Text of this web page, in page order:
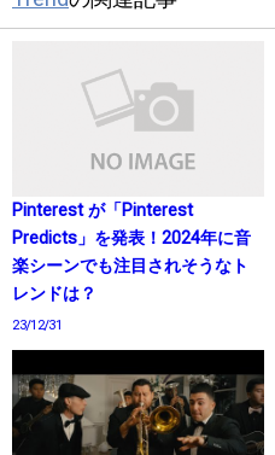
Pinterest が「Pinterest
Predicts」を発表！2024年に音
楽シーンでも注目されそうなト
レンドは？
23/12/31